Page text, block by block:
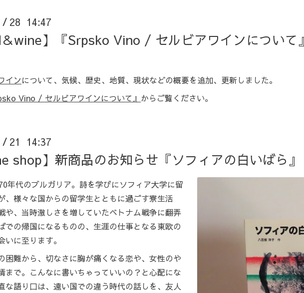
/ 28 14:47
＆wine】『Srpsko Vino / セルビアワインについて
インについて、気候、歴史、地質、現状などの概要を追加、更新しました。
Vino / セルビアワインについて』 からご覧ください。
/ 21 14:37
shop】新商品のお知らせ『ソフィアの白いばら』
年代のブルガリア。詩を学びにソフィア大学に留
、様々な国からの留学生とともに過ごす寮生活
や、当時激しさを増していたベトナム戦争に翻弄
での帰国になるものの、生涯の仕事となる東欧の
いに至ります。
困難から、切なさに胸が痛くなる恋や、女性のや
まで。こんなに書いちゃっていいの？と心配にな
な語り口は、遠い国での違う時代の話しを、友人